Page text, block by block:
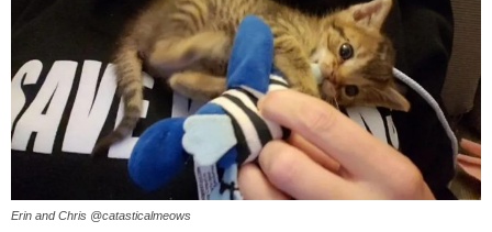
Erin and Chris @catasticalmeows